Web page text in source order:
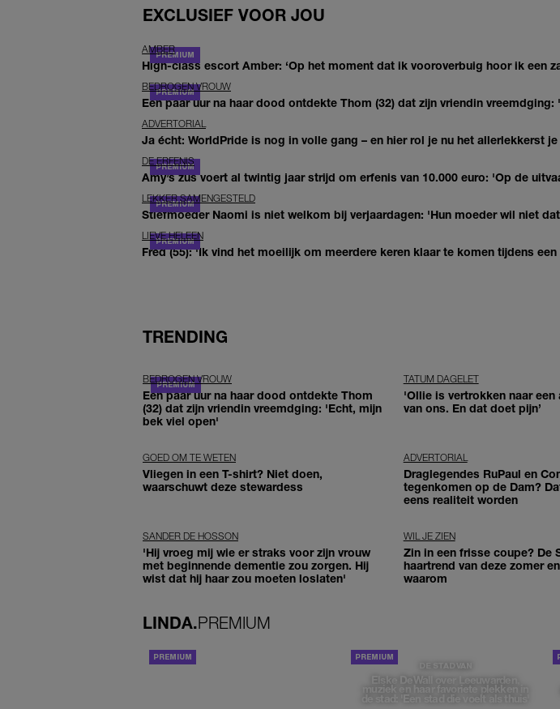
EXCLUSIEF VOOR JOU
AMBER
High-class escort Amber: ‘Op het moment dat ik vooroverbuig hoor ik een
BEDROGEN VROUW
Een paar uur na haar dood ontdekte Thom (32) dat zijn vriendin
ADVERTORIAL
Ja écht: WorldPride is nog in volle gang – en hier rol je nu het allerlekkerst
DE ERFENIS
Amy’s zus voert al twintig jaar strijd om erfenis van 10.000 euro: 'Op de
LEKKER SAMENGESTELD
Stiefmoeder Naomi is niet welkom bij verjaardagen: 'Hun moeder wil niet
LIEVE HELEEN
Fred (55): 'Ik vind het moeilijk om meerdere keren klaar te komen tijdens
TRENDING
BEDROGEN VROUW
Een paar uur na haar dood ontdekte Thom
(32) dat zijn vriendin vreemdging: 'Echt, mijn
bek viel open'
TATUM DAGELET
'Ollie is vertrokken naar een
van ons. En dat doet pijn’
GOED OM TE WETEN
Vliegen in een T-shirt? Niet doen,
waarschuwt deze stewardess
ADVERTORIAL
Draglegendes RuPaul en
tegenkomen op de Dam?
eens realiteit worden
SANDER DE HOSSON
'Hij vroeg mij wie er straks voor zijn vrouw
met beginnende dementie zou zorgen. Hij
wist dat hij haar zou moeten loslaten'
WIL JE ZIEN
Zin in een frisse coupe? De
haartrend van deze zomer
waarom
LINDA.PREMIUM
DE STAD VAN
Elske DeWall over Leeuwarden,
muziek en haar favoriete plekken in
de stad: 'Een stad die voelt als thuis'